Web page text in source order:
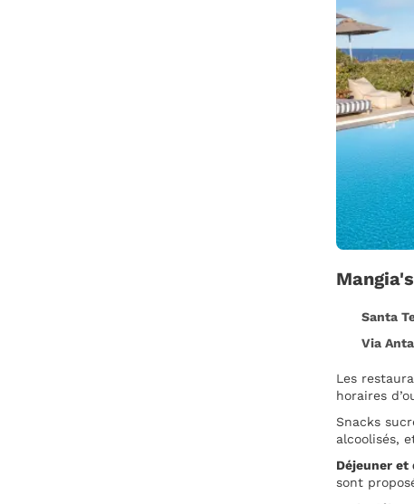
Santa
Via
Déjeuner et
sont
Snacks
alcoolisés,
Les
horaires